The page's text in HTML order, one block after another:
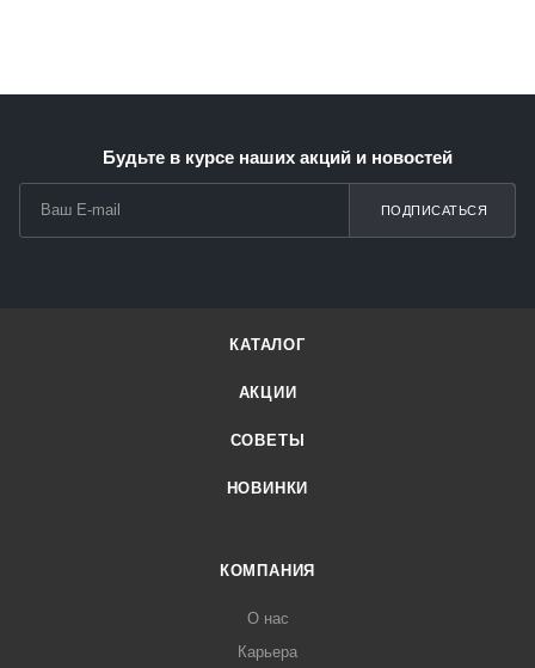
Будьте в курсе наших акций и новостей
ПОДПИСАТЬСЯ
КАТАЛОГ
АКЦИИ
СОВЕТЫ
НОВИНКИ
КОМПАНИЯ
О нас
Карьера